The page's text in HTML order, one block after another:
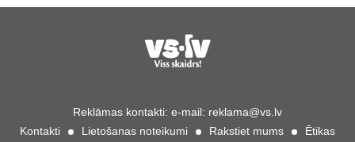
Reklāmas kontakti: e-mail: reklama@vs.lv
Kontakti
Lietošanas noteikumi Rakstiet mums
Ētikas